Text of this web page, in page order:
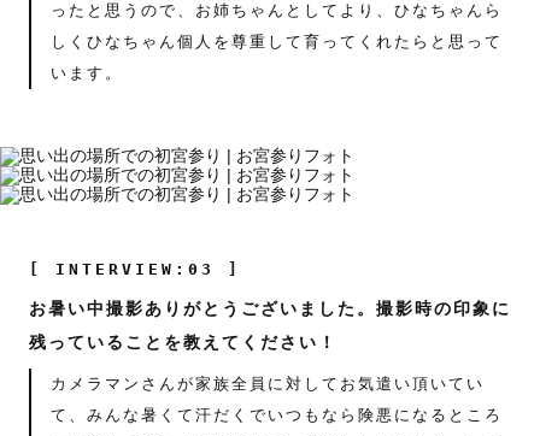
ったと思うので、お姉ちゃんとしてより、ひなちゃんら
しくひなちゃん個人を尊重して育ってくれたらと思って
います。
[ INTERVIEW:03 ]
お暑い中撮影ありがとうございました。撮影時の印象に
残っていることを教えてください！
カメラマンさんが家族全員に対してお気遣い頂いてい
て、みんな暑くて汗だくでいつもなら険悪になるところ